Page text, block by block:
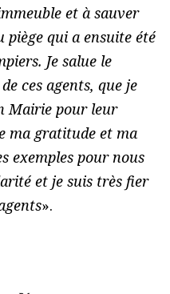
et à sauver
piège qui a ensuite été
Je salue le
ces agents, que je
Mairie pour leur
ma gratitude et ma
exemples pour nous
et je suis très fier
».